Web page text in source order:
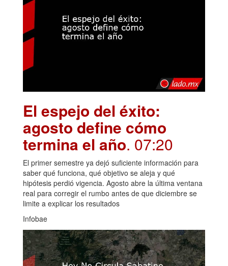
El espejo del éxito:
agosto define cómo
termina el año. 07:20
El primer semestre ya dejó suficiente información para
saber qué funciona, qué objetivo se aleja y qué
hipótesis perdió vigencia. Agosto abre la última ventana
real para corregir el rumbo antes de que diciembre se
limite a explicar los resultados
Infobae